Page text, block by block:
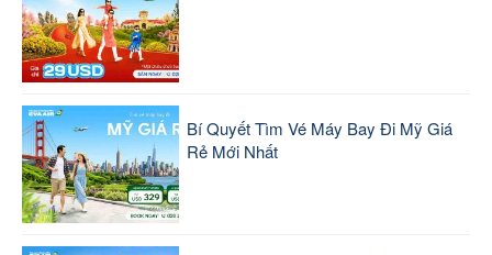
Bí Quyết Tìm Vé Máy Bay Đi Mỹ Giá
Rẻ Mới Nhất